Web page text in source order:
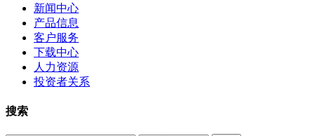
新闻中心
产品信息
客户服务
下载中心
人力资源
投资者关系
搜索